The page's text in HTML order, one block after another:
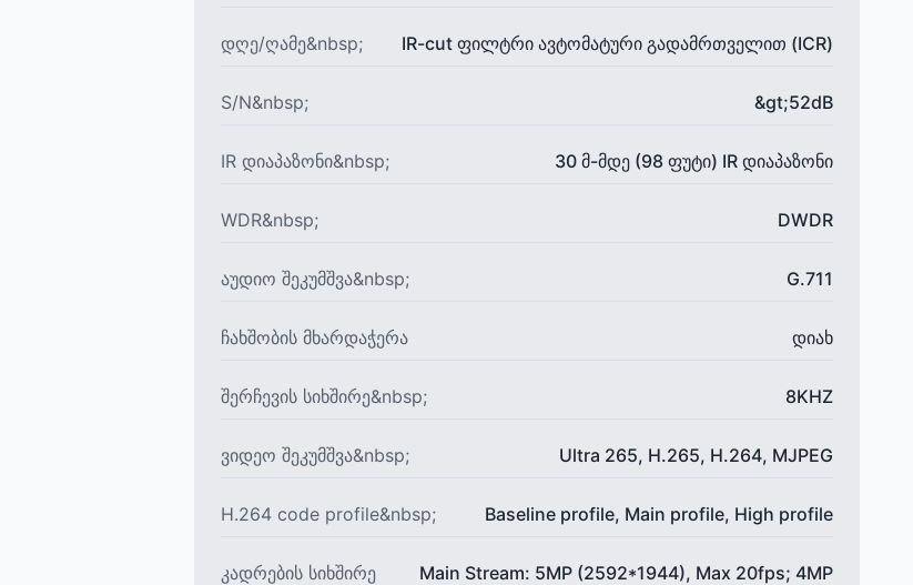
დღე/ღამე&nbsp; IR-cut ფილტრი ავტომატური გადამრთველით (ICR)
S/N&nbsp; &gt;52dB
IR დიაპაზონი&nbsp; 30 მ-მდე (98 ფუტი) IR დიაპაზონი
WDR&nbsp; DWDR
აუდიო შეკუმშვა&nbsp; G.711
ჩახშობის მხარდაჭერა დიახ
შერჩევის სიხშირე&nbsp; 8KHZ
ვიდეო შეკუმშვა&nbsp; Ultra 265, H.265, H.264, MJPEG
H.264 code profile&nbsp; Baseline profile, Main profile, High profile
კადრების სიხშირე
Main Stream: 5MP (2592*1944), Max 20fps; 4MP